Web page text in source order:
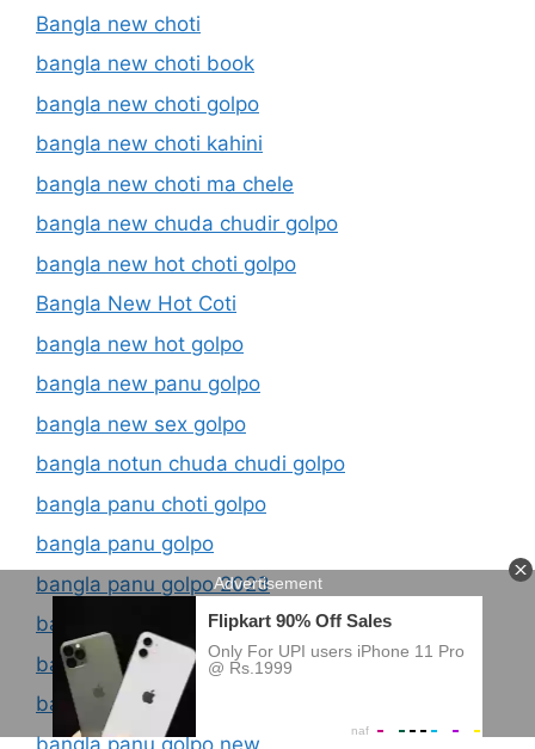
Bangla new choti
bangla new choti book
bangla new choti golpo
bangla new choti kahini
bangla new choti ma chele
bangla new chuda chudir golpo
bangla new hot choti golpo
Bangla New Hot Coti
bangla new hot golpo
bangla new panu golpo
bangla new sex golpo
bangla notun chuda chudi golpo
bangla panu choti golpo
bangla panu golpo
bangla panu golpo 2023
bangla panu golpo classifieds
bangla panu golpo com
bangla panu golpo ma chele
bangla panu golpo new